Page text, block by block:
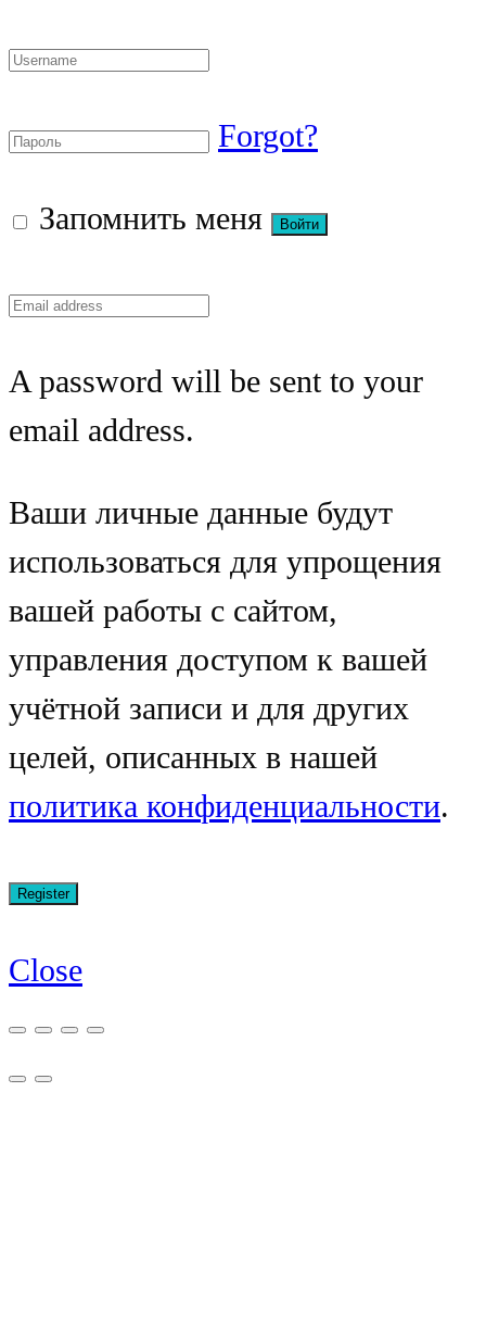
Forgot?
Запомнить меня
A password will be sent to your
email address.
Ваши личные данные будут
использоваться для упрощения
вашей работы с сайтом,
управления доступом к вашей
учётной записи и для других
целей, описанных в нашей
политика конфиденциальности.
Close